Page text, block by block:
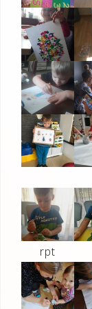
rpt